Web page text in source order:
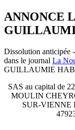
ANNONCE
Dissolution anticipée
dans le journal La
GUILLAUMIE
SAS au capital de
MOULIN
SUR-VIENNE